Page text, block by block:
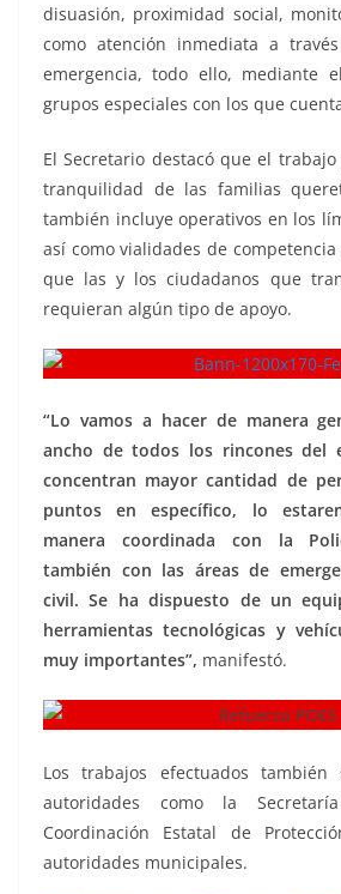
disuasión, proximidad social,
como atención inmediata a
emergencia, todo ello, mediante
grupos especiales con los que
El Secretario destacó que el
tranquilidad de las familias
también incluye operativos en los
así como vialidades de
que las y los ciudadanos que
requieran algún tipo de apoyo.
“Lo vamos a hacer de manera
ancho de todos los rincones del
concentran mayor cantidad de
puntos en específico, lo
manera coordinada con la
también con las áreas de
civil. Se ha dispuesto de un
herramientas tecnológicas y
muy importantes”, manifestó.
Los trabajos efectuados también
autoridades como la
Coordinación Estatal de
autoridades municipales.